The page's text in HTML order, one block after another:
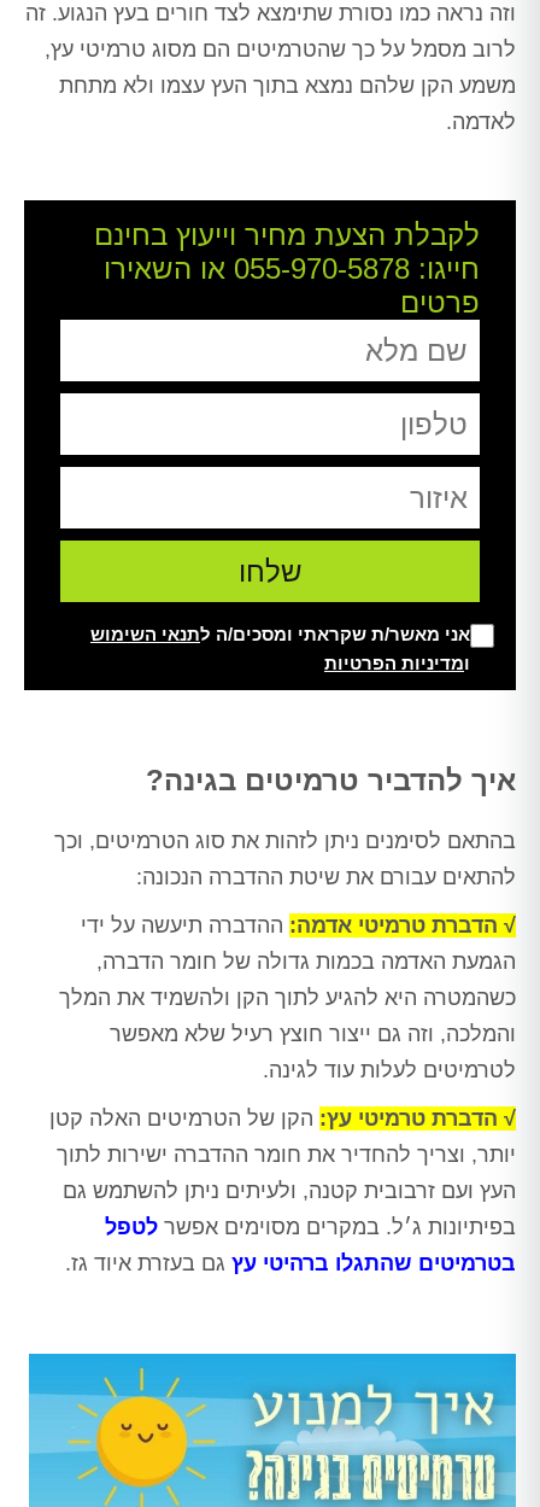
וזה נראה כמו נסורת שתימצא לצד חורים בעץ הנגוע. זה
לרוב מסמל על כך שהטרמיטים הם מסוג טרמיטי עץ,
משמע הקן שלהם נמצא בתוך העץ עצמו ולא מתחת
לאדמה.
לקבלת הצעת מחיר וייעוץ בחינם
חייגו: 055-970-5878 או השאירו
פרטים
אני מאשר/ת שקראתי ומסכים/ה לתנאי השימוש
ומדיניות הפרטיות
איך להדביר טרמיטים בגינה?
בהתאם לסימנים ניתן לזהות את סוג הטרמיטים, וכך
להתאים עבורם את שיטת ההדברה הנכונה:
√ הדברת טרמיטי אדמה: ההדברה תיעשה על ידי
הגמעת האדמה בכמות גדולה של חומר הדברה,
כשהמטרה היא להגיע לתוך הקן ולהשמיד את המלך
והמלכה, וזה גם ייצור חוצץ רעיל שלא מאפשר
לטרמיטים לעלות עוד לגינה.
√ הדברת טרמיטי עץ: הקן של הטרמיטים האלה קטן
יותר, וצריך להחדיר את חומר ההדברה ישירות לתוך
העץ ועם זרבובית קטנה, ולעיתים ניתן להשתמש גם
בפיתיונות ג׳ל. במקרים מסוימים אפשר לטפל
בטרמיטים שהתגלו ברהיטי עץ גם בעזרת איוד גז.